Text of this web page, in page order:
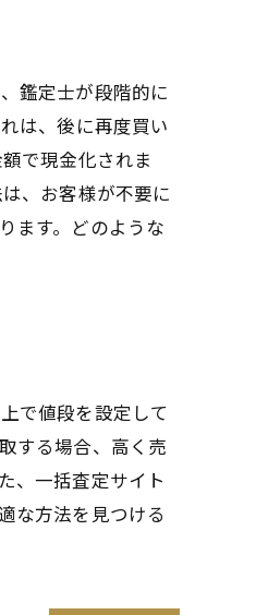
鑑定士が段階的に
は、後に再度買い
で現金化されま
、お客様が不要に
ます。どのような
で値段を設定して
する場合、高く売
、一括査定サイト
な方法を見つける